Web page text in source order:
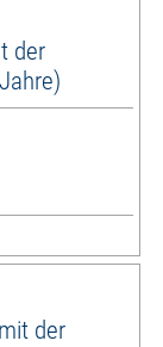
der
der